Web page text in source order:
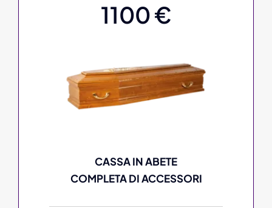
1100 €
CASSA IN ABETE
COMPLETA DI ACCESSORI